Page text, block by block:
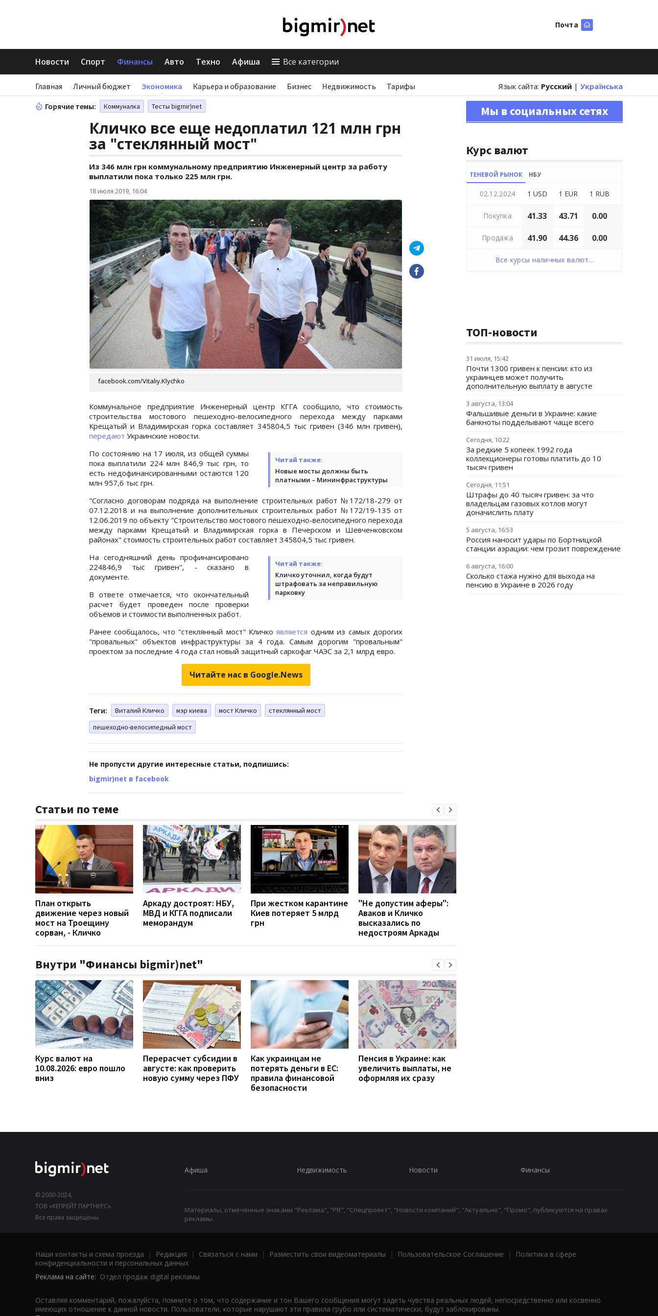
Почта
Новости Спорт Финансы Авто Техно Афиша Все категории
Главная Личный бюджет Экономика Карьера и образование Бизнес Недвижимость Тарифы Язык сайта: Русский | Українська
Горячие темы: Коммуналка Тесты bigmir)net
Кличко все еще недоплатил 121 млн грн
за "стеклянный мост"
Из 346 млн грн коммунальному предприятию Инженерный центр за работу
выплатили пока только 225 млн грн.
18 июля 2019, 16:04
facebook.com/Vitaliy.Klychko
Коммунальное предприятие Инженерный центр КГГА сообщило, что стоимость
строительства мостового пешеходно-велосипедного перехода между парками
Крещатый и Владимирская горка составляет 345804,5 тыс гривен (346 млн гривен),
передают Украинские новости.
Читай также:
Новые мосты должны быть
платными – Мининфраструктуры
По состоянию на 17 июля, из общей суммы
пока выплатили 224 млн 846,9 тыс грн, то
есть недофинансированными остаются 120
млн 957,6 тыс грн.
"Согласно договорам подряда на выполнение строительных работ №172/18-279 от
07.12.2018 и на выполнение дополнительных строительных работ №172/19-135 от
12.06.2019 по объекту "Строительство мостового пешеходно-велосипедного перехода
между парками Крещатый и Владимирская горка в Печерском и Шевченковском
районах" стоимость строительных работ составляет 345804,5 тыс гривен.
Читай также:
Кличко уточнил, когда будут
штрафовать за неправильную
парковку
На сегодняшний день профинансировано
224846,9 тыс гривен", - сказано в
документе.
В ответе отмечается, что окончательный
расчет будет проведен после проверки
объемов и стоимости выполненных работ.
Ранее сообщалось, что "стеклянный мост" Кличкоявляется одним из самых дорогих
"провальных" объектов инфраструктуры за 4 года. Самым дорогим "провальным"
проектом за последние 4 года стал новый защитный саркофаг ЧАЭС за 2,1 млрд евро.
Читайте нас в Google.News
Теги: Виталий Кличко мэр киева мост Кличко
стеклянный мост
пешеходно-велосипедный мост
Не пропусти другие интересные статьи, подпишись:
bigmir)net в facebook
Статьи по теме
План открыть
движение через новый
мост на Троещину
сорван, - Кличко
Аркаду достроят: НБУ,
МВД и КГГА подписали
меморандум
При жестком карантине
Киев потеряет 5 млрд
грн
"Не допустим аферы":
Аваков и Кличко
высказались по
недостроям Аркады
Внутри "Финансы bigmir)net"
Курс валют на
10.08.2026: евро пошло
вниз
Перерасчет субсидии в
августе: как проверить
новую сумму через ПФУ
Как украинцам не
потерять деньги в ЕС:
правила финансовой
безопасности
Пенсия в Украине: как
увеличить выплаты, не
оформляя их сразу
Мы в социальных сетях
Курс валют
ТЕНЕВОЙ РЫНОК НБУ
02.12.2024 1 USD 1 EUR 1 RUB
Покупка 41.33 43.71 0.00
Продажа 41.90 44.36 0.00
Все курсы наличных валют...
ТОП-новости
31 июля, 15:42
Почти 1300 гривен к пенсии: кто из
украинцев может получить
дополнительную выплату в августе
3 августа, 13:04
Фальшивые деньги в Украине: какие
банкноты подделывают чаще всего
Сегодня, 10:22
За редкие 5 копеек 1992 года
коллекционеры готовы платить до 10
тысяч гривен
Сегодня, 11:51
Штрафы до 40 тысяч гривен: за что
владельцам газовых котлов могут
доначислить плату
5 августа, 16:53
Россия наносит удары по Бортницкой
станции аэрации: чем грозит повреждение
6 августа, 16:00
Сколько стажа нужно для выхода на
пенсию в Украине в 2026 году
© 2000-2024,
ТОВ «КЕПРЕЙТ ПАРТНЕРС».
Все права защищены.
Афиша Недвижимость Новости Финансы
Материалы, отмеченные знаками "Реклама", "PR", "Спецпроект", "Новости компаний", "Актуально", "Промо", публикуются на правах
рекламы.
Наши контакты и схема проезда | Редакция | Связаться с нами | Разместить свои видеоматериалы | Пользовательское Соглашение |
Политика в сфере
конфиденциальности и персональных данных
Реклама на сайте: Отдел продаж digital рекламы
Оставляя комментарий, пожалуйста, помните о том, что содержание и тон Вашего сообщения могут задеть чувства реальных людей, непосредственно или косвенно
имеющих отношение к данной новости. Пользователи, которые нарушают эти правила грубо или систематически, будут заблокированы.